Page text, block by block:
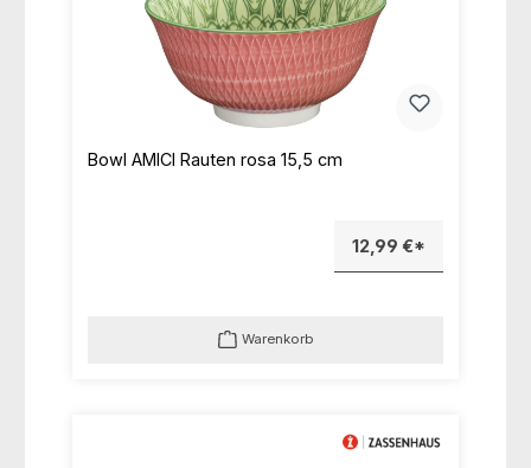
Bowl AMICI Rauten rosa 15,5 cm
12,99 €*
Warenkorb